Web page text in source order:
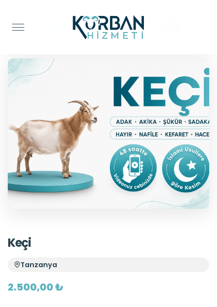
Adak Kurbanı
Keçi
Tanzanya
2.500,00 ₺